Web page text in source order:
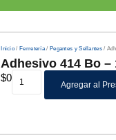
Inicio /Ferretería / Pegantes y Sellantes/
Adhesivo 414 Bo
$0
Agregar al